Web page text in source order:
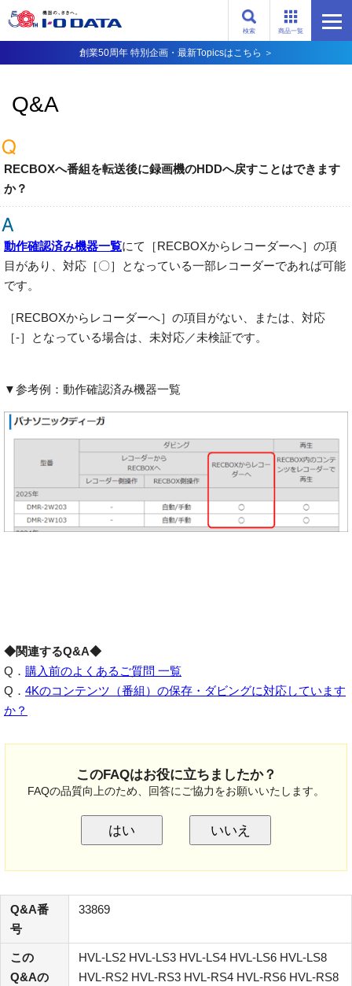
商品一覧
検索
創業50周年 特別企画・最新Topicsはこちら ＞
Q&A
RECBOXへ番組を転送後に録画機のHDDへ戻すことはできます
か？
動作確認済み機器一覧にて［RECBOXからレコーダーへ］の項
目があり、対応［〇］となっている一部レコーダーであれば可能
です。
［RECBOXからレコーダーへ］の項目がない、または、対応
［-］となっている場合は、未対応／未検証です。
▼参考例：動作確認済み機器一覧
◆関連するQ&A◆
Q． 購入前のよくあるご質問 一覧
Q． 4Kのコンテンツ（番組）の保存・ダビングに対応しています
か？
このFAQはお役に立ちましたか？
FAQの品質向上のため、回答にご協力をお願いいたします。
はい いいえ
Q&A番
号
33869
この
Q&Aの
HVL-LS2 HVL-LS3 HVL-LS4 HVL-LS6 HVL-LS8
HVL-RS2 HVL-RS3 HVL-RS4 HVL-RS6 HVL-RS8